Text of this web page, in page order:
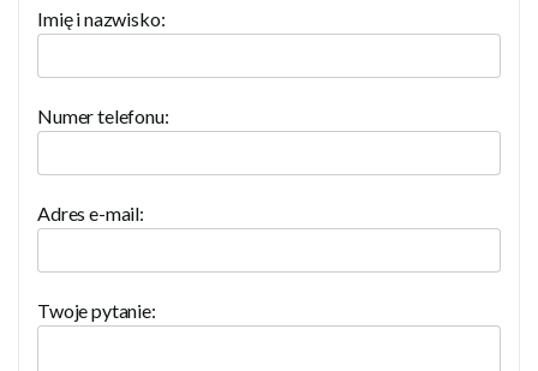
Imię i nazwisko:
Numer telefonu:
Adres e-mail:
Twoje pytanie: